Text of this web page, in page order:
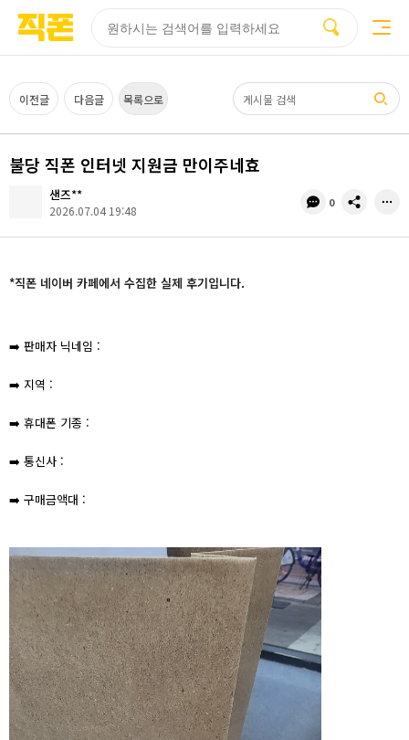
이전글 다음글 목록으로
불당 직폰 인터넷 지원금 만이주네효
샌즈**
2026.07.04 19:48
댓
수
0
공
*직폰 네이버 카페에서 수집한 실제 후기입니다.
➡️ 판매자 닉네임 :
➡️ 지역 :
➡️ 휴대폰 기종 :
➡️ 통신사 :
➡️ 구매금액대 :
페이지
페이지
페이지
페이지